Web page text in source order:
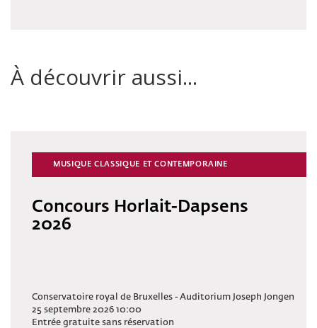
À découvrir aussi...
MUSIQUE CLASSIQUE ET CONTEMPORAINE
Concours Horlait-Dapsens
2026
Conservatoire royal de Bruxelles - Auditorium Joseph Jongen
25 septembre 2026 10:00
Entrée gratuite sans réservation